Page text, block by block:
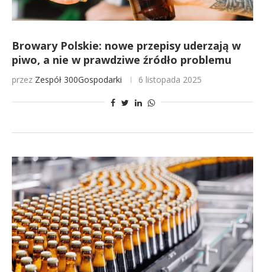
Browary Polskie: nowe przepisy uderzają w
piwo, a nie w prawdziwe źródło problemu
przez Zespół 300Gospodarki 6 listopada 2025